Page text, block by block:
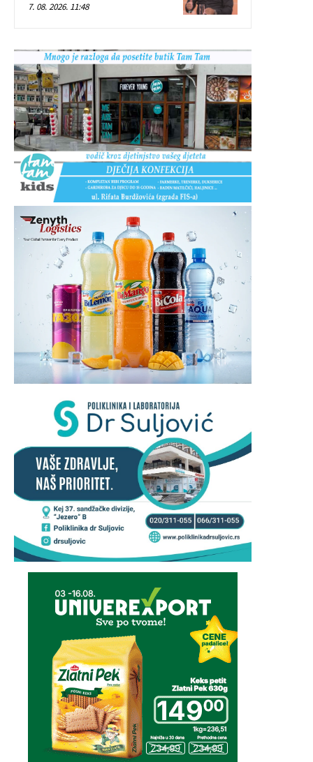
7. 08. 2026. 11:48